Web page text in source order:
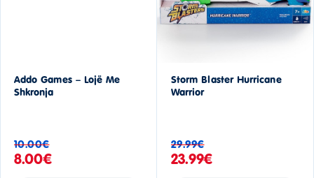
Addo Games – Lojë Me
Shkronja
10.00€
8.00€
Storm Blaster Hurricane
Warrior
29.99€
23.99€